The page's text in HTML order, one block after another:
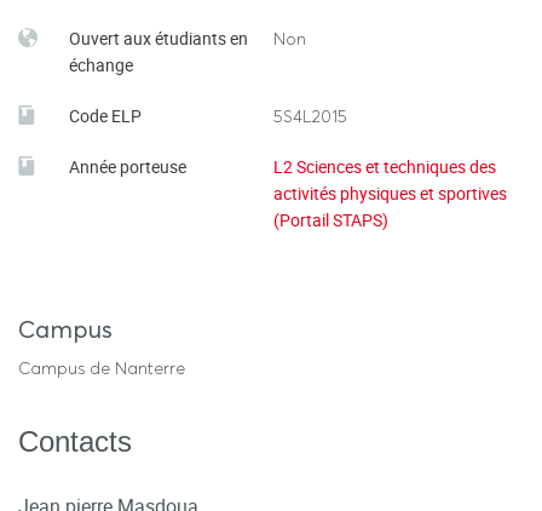
Ouvert aux étudiants en
échange
Non
Code ELP 5S4L2015
Année porteuse
L2 Sciences et techniques des
activités physiques et sportives
(Portail STAPS)
Campus
Campus de Nanterre
Contacts